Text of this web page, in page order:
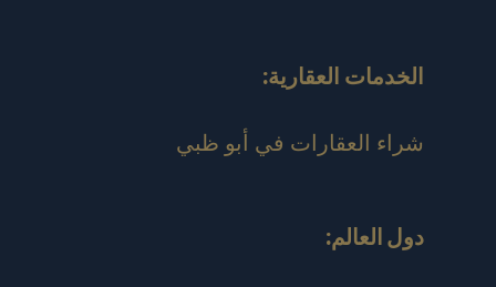
الخدمات العقارية:
شراء العقارات في أبو ظبي
دول العالم: